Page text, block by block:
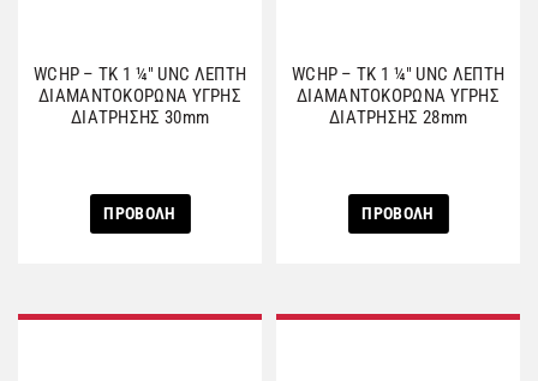
WCHP – TK 1 ¼″ UNC ΛΕΠΤΗ
ΔΙΑΜΑΝΤΟΚΟΡΩΝΑ ΥΓΡΗΣ
ΔΙΑΤΡΗΣΗΣ 30mm
ΠΡΟΒΟΛΗ
WCHP – TK 1 ¼″ UNC ΛΕΠΤΗ
ΔΙΑΜΑΝΤΟΚΟΡΩΝΑ ΥΓΡΗΣ
ΔΙΑΤΡΗΣΗΣ 28mm
ΠΡΟΒΟΛΗ